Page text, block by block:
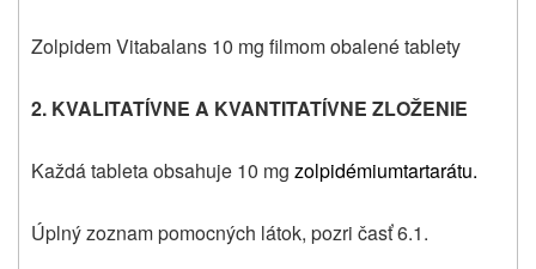
Zolpidem Vitabalans 10 mg filmom obalené tablety
2. KVALITATÍVNE A KVANTITATÍVNE ZLOŽENIE
Každá tableta obsahuje 10 mg zolpidémiumtartarátu.
Úplný zoznam pomocných látok, pozri časť 6.1.